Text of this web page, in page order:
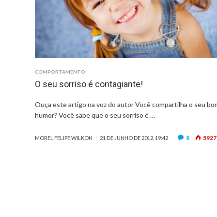
COMPORTAMENTO
O seu sorriso é contagiante!
Ouça este artigo na voz do autor Você compartilha o seu
humor? Você sabe que o seu sorriso é …
MOREL FELIPE WILKON 21 DE JUNHO DE 2012, 19:42 8 5927